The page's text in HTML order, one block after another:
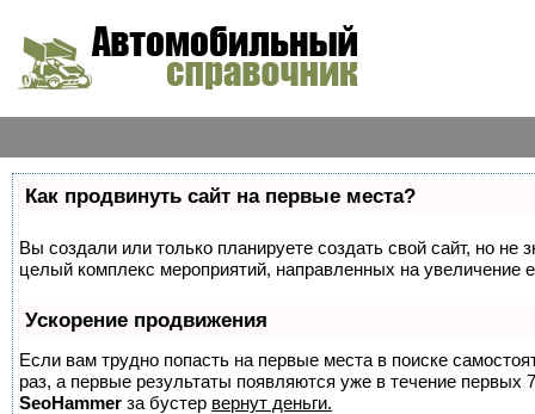
Как продвинуть сайт на первые места?
Вы создали или только планируете создать свой сайт, но не
целый комплекс мероприятий, направленных на увеличение
Ускорение продвижения
Если вам трудно попасть на первые места в поиске
раз, а первые результаты появляются уже в течение первых
SeoHammer за бустер вернут деньги.